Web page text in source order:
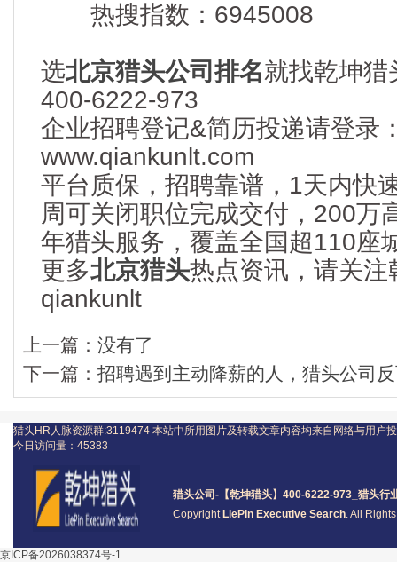
热搜指数：6945008
选北京猎头公司排名就找乾坤猎
400-6222-973
企业招聘登记&简历投递请登录
www.qiankunlt.com
平台质保，招聘靠谱，1天内快
周可关闭职位完成交付，200万
年猎头服务，覆盖全国超110座
更多北京猎头热点资讯，请关
qiankunlt
上一篇： 没有了
下一篇： 招聘遇到主动降薪的人，猎头公司
猎头公司 -【乾坤猎头】400-6222-973_ 猎头行
Copyright LiePin Executive Search. All
猎头HR人脉资源群:3119474 本站中所用图片及转载文章内容均来自网络与用户
今日访问量： 45383
京ICP备2026038374号-1